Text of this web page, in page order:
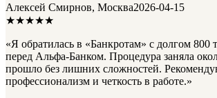
Алексей Смирнов, Москва2026-04-15
★★★★★
«Я обратилась в «Банкротам» с долгом 800
перед Альфа-Банком. Процедура заняла
прошло без лишних сложностей.
профессионализм и четкость в работе.»